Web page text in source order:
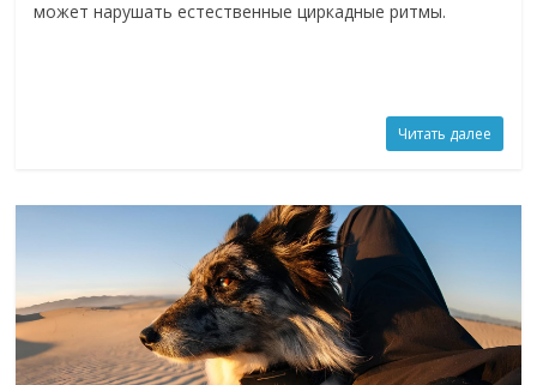
может нарушать естественные циркадные ритмы.
Читать далее